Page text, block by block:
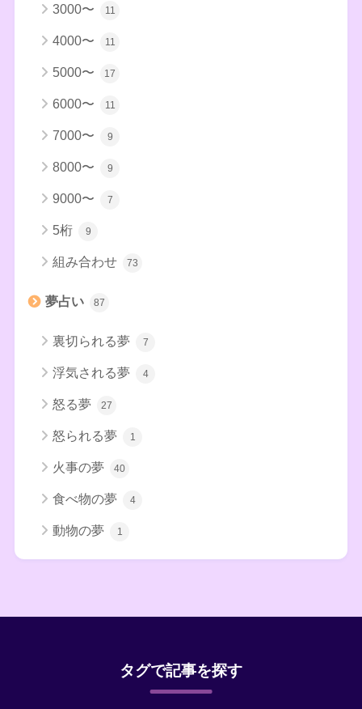
3000〜 11
4000〜 11
5000〜 17
6000〜 11
7000〜 9
8000〜 9
9000〜 7
5桁 9
組み合わせ 73
夢占い 87
裏切られる夢 7
浮気される夢 4
怒る夢 27
怒られる夢 1
火事の夢 40
食べ物の夢 4
動物の夢 1
タグで記事を探す